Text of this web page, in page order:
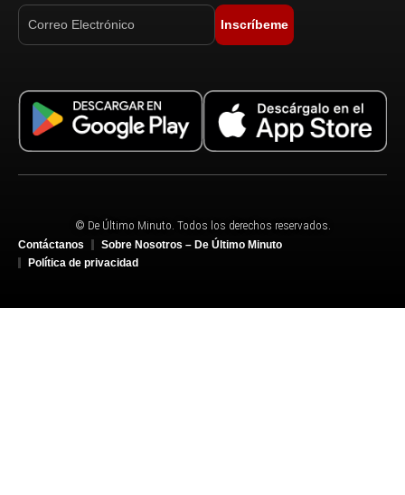
Inscríbeme
© De Último Minuto. Todos los derechos reservados.
Contáctanos
Sobre Nosotros – De Último Minuto
Política de privacidad